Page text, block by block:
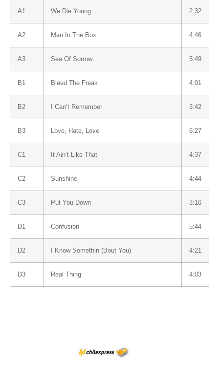
A1 We Die Young 2:32
A2 Man In The Box 4:46
A3 Sea Of Sorrow 5:49
B1 Bleed The Freak 4:01
B2 I Can’t Remember 3:42
B3 Love, Hate, Love 6:27
C1 It Ain’t Like That 4:37
C2 Sunshine 4:44
C3 Put You Down 3:16
D1 Confusion 5:44
D2 I Know Somethin (Bout You) 4:21
D3 Real Thing 4:03